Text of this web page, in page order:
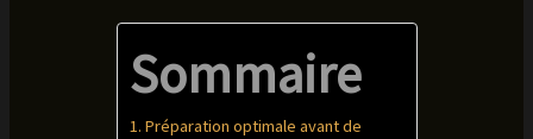
Sommaire
Préparation optimale avant de